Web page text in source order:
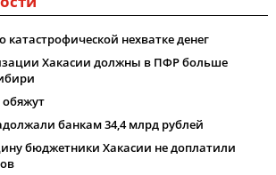
катастрофической нехватке денег
Хакасии должны в ПФР больше
банкам 34,4 млрд рублей
бюджетники Хакасии не доплатили